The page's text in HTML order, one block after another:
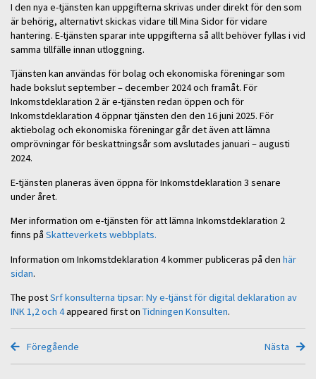
I den nya e-tjänsten kan uppgifterna skrivas under direkt för den som
är behörig, alternativt skickas vidare till Mina Sidor för vidare
hantering. E-tjänsten sparar inte uppgifterna så allt behöver fyllas i vid
samma tillfälle innan utloggning.
Tjänsten kan användas för bolag och ekonomiska föreningar som
hade bokslut september – december 2024 och framåt. För
Inkomstdeklaration 2 är e-tjänsten redan öppen och för
Inkomstdeklaration 4 öppnar tjänsten den den 16 juni 2025. För
aktiebolag och ekonomiska föreningar går det även att lämna
omprövningar för beskattningsår som avslutades januari – augusti
2024.
E-tjänsten planeras även öppna för Inkomstdeklaration 3 senare
under året.
Mer information om e-tjänsten för att lämna Inkomstdeklaration 2
finns på Skatteverkets webbplats.
Information om Inkomstdeklaration 4 kommer publiceras på den här
sidan.
The postSrf konsulterna tipsar: Ny e-tjänst för digital deklaration av
INK 1,2 och 4appeared first on Tidningen Konsulten.
Föregående Nästa